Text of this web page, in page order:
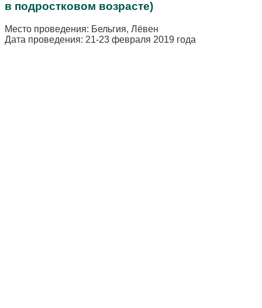
в подростковом возрасте)
Место проведения: Бельгия, Лёвен
Дата проведения: 21-23 февраля 2019 года